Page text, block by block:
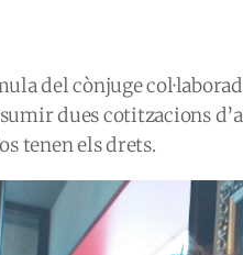
del cònjuge
dues cotitzacions
tenen els drets.